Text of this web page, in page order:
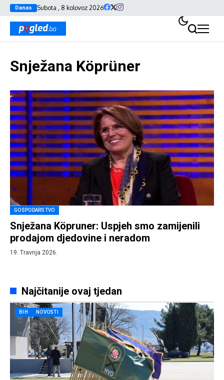
Danas Subota , 8 kolovoz 2026
Snježana Köprüner
GOSPODARSTVO
Snježana Köpruner: Uspjeh smo zamijenili
prodajom djedovine i neradom
19. Travnja 2026.
Najčitanije ovaj tjedan
BIH NOVOSTI